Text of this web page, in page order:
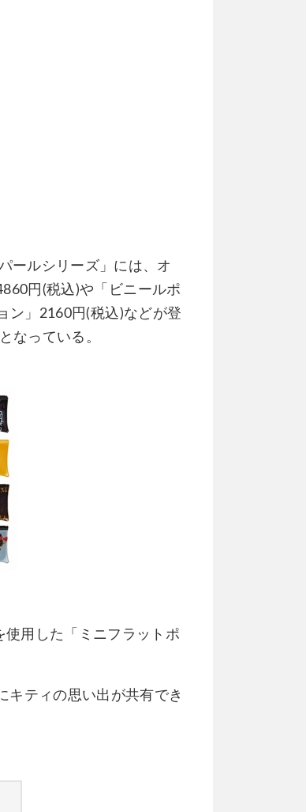
ールシリーズ」には、オ
円(税込)や「ビニールポ
ン」2160円(税込)などが登
なっている。
用した「ミニフラットポ
キティの思い出が共有でき